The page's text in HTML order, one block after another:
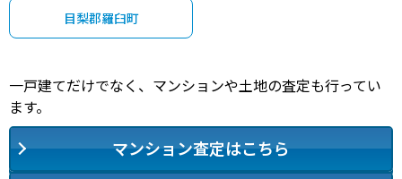
目梨郡羅臼町
一戸建てだけでなく、マンションや土地の査定も行ってい
ます。
マンション査定はこちら